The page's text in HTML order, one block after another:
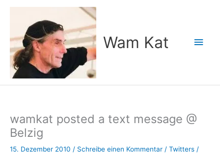
Wam Kat
wamkat posted a text message @
Belzig
15. Dezember 2010 / Schreibe einen Kommentar / Twitters /